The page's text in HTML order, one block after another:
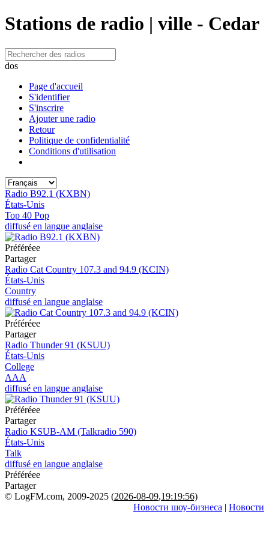
Stations de radio | ville - Cedar
dos
Page d'accueil
S'identifier
S'inscrire
Ajouter une radio
Retour
Politique de confidentialité
Conditions d'utilisation
Radio B92.1 (KXBN)
États-Unis
Top 40 Pop
diffusé en langue anglaise
Préféréeе
Partager
Radio Cat Country 107.3 and 94.9 (KCIN)
États-Unis
Country
diffusé en langue anglaise
Préféréeе
Partager
Radio Thunder 91 (KSUU)
États-Unis
College
AAA
diffusé en langue anglaise
Préféréeе
Partager
Radio KSUB-AM (Talkradio 590)
États-Unis
Talk
diffusé en langue anglaise
Préféréeе
Partager
© LogFM.com, 2009-2025 (2026-08-09,19:19:56)
Новости шоу-бизнеса | Новости